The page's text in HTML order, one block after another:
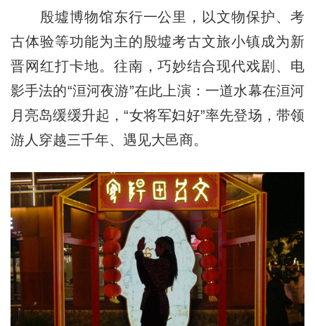
殷墟博物馆东行一公里，以文物保护、考
古体验等功能为主的殷墟考古文旅小镇成为新
晋网红打卡地。往南，巧妙结合现代戏剧、电
影手法的“洹河夜游”在此上演：一道水幕在洹河
月亮岛缓缓升起，“女将军妇好”率先登场，带领
游人穿越三千年、遇见大邑商。